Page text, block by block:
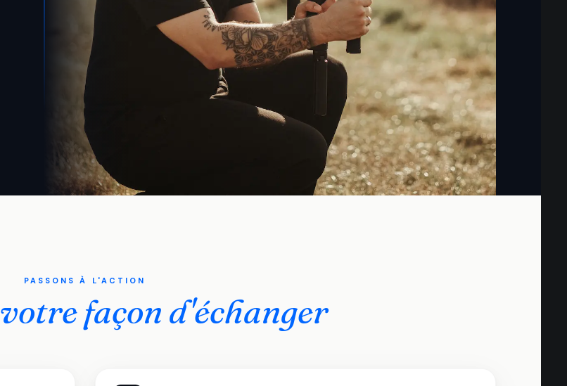
PASSONS À L'ACTION
votre façon d'échanger